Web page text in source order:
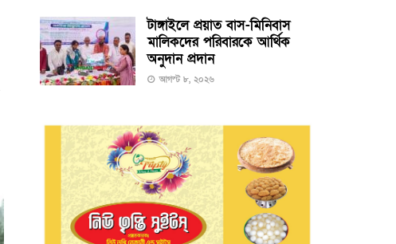
টাঙ্গাইলে প্রয়াত বাস-মিনিবাস
মালিকদের পরিবারকে আর্থিক
অনুদান প্রদান
আগস্ট ৮, ২০২৬